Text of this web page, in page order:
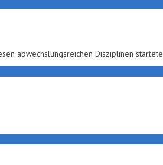
abwechslungsreichen Disziplinen startete